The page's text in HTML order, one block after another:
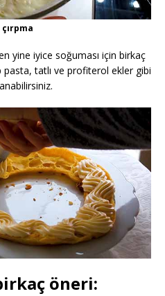
yine iyice soğuması için birkaç
pasta, tatlı ve profiterol ekler gibi
öneri: